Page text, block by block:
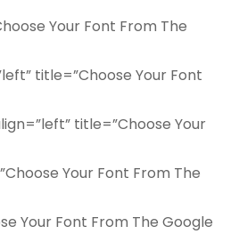
Your Font From The
title=”Choose Your Font
title=”Choose Your
Your Font From The
Your Font From The Google